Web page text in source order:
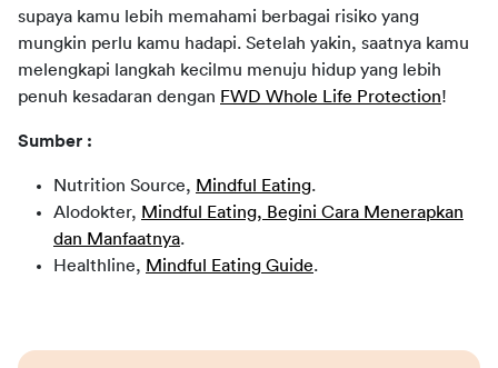
supaya kamu lebih memahami berbagai risiko yang
mungkin perlu kamu hadapi. Setelah yakin, saatnya kamu
melengkapi langkah kecilmu menuju hidup yang lebih
penuh kesadaran dengan FWD Whole Life Protection!
Sumber :
Nutrition Source, Mindful Eating.
Alodokter, Mindful Eating, Begini Cara Menerapkan
dan Manfaatnya.
Healthline, Mindful Eating Guide.